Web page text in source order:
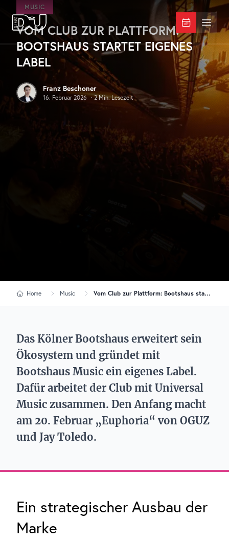
Zum Hauptinhalt springen
DJ Mag Germany Menü
MUSIC
VOM CLUB ZUR PLATTFORM:
BOOTSHAUS STARTET EIGENES
LABEL
Franz Beschoner
16. Februar 2026 ·2Min. Lesezeit
Home Music Vom Club zur Plattform: Bootshaus startet eigenes Label
Das Kölner Bootshaus erweitert sein
Ökosystem und gründet mit
Bootshaus Music ein eigenes Label.
Dafür arbeitet der Club mit Universal
Music zusammen. Den Anfang macht
am 20. Februar „Euphoria“ von OGUZ
und Jay Toledo.
Ein strategischer Ausbau der
Marke